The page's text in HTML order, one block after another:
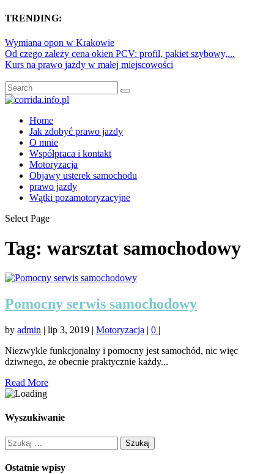
TRENDING:
Wymiana opon w Krakowie
Od czego zależy cena okien PCV: profil, pakiet szybowy,...
Kurs na prawo jazdy w małej miejscowości
Home
Jak zdobyć prawo jazdy
O mnie
Współpraca i kontakt
Motoryzacja
Objawy usterek samochodu
prawo jazdy
Wątki pozamotoryzacyjne
Select Page
Tag: warsztat samochodowy
Pomocny serwis samochodowy
by admin | lip 3, 2019 | Motoryzacja | 0 |
Niezwykle funkcjonalny i pomocny jest samochód, nic więc
dziwnego, że obecnie praktycznie każdy...
Read More
Wyszukiwanie
Szukaj:
Ostatnie wpisy